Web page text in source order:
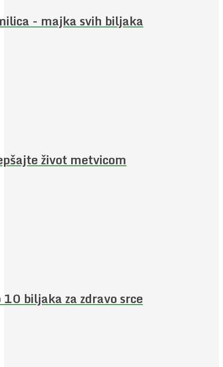
- majka svih biljaka
život metvicom
10 biljaka za zdravo srce